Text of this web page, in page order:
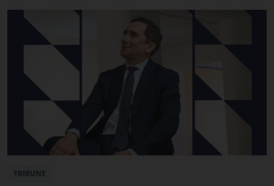
TRIBUNE